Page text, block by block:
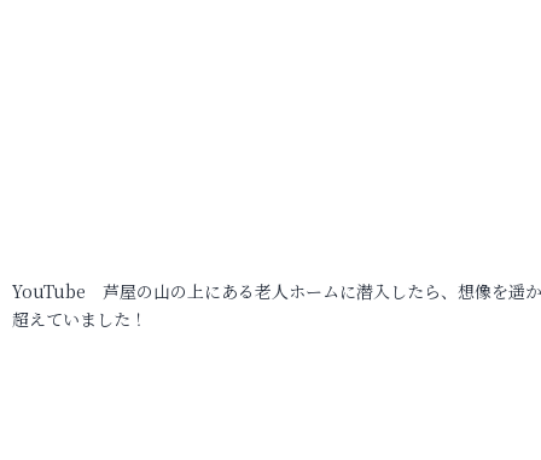
YouTube 芦屋の山の上にある老人ホームに潜入したら、想像を遥
超えていました！